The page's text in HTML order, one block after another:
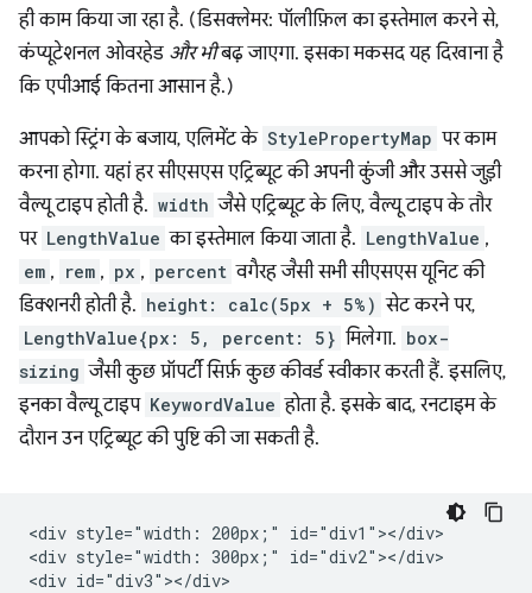
ही काम किया जा रहा है. (डिसक्लेमर: पॉलीफ़िल का इस्तेमाल करने से,
कंप्यूटेशनल ओवरहेड और भीबढ़ जाएगा. इसका मकसद यह दिखाना है
कि एपीआई कितना आसान है.)
आपको स्ट्रिंग के बजाय, एलिमेंट के StylePropertyMap पर काम
करना होगा. यहां हर सीएसएस एट्रिब्यूट की अपनी कुंजी और उससे जुड़ी
वैल्यू टाइप होती है. width जैसे एट्रिब्यूट के लिए, वैल्यू टाइप के तौर
पर LengthValue का इस्तेमाल किया जाता है. LengthValue ,
em , rem , px , percent वगैरह जैसी सभी सीएसएस यूनिट की
डिक्शनरी होती है. height: calc(5px + 5%) सेट करने पर,
LengthValue{px: 5, percent: 5} मिलेगा. box-
sizing जैसी कुछ प्रॉपर्टी सिर्फ़ कुछ कीवर्ड स्वीकार करती हैं. इसलिए,
इनका वैल्यू टाइप KeywordValue होता है. इसके बाद, रनटाइम के
दौरान उन एट्रिब्यूट की पुष्टि की जा सकती है.
<div style="width: 200px;" id="div1"></div>
<div style="width: 300px;" id="div2"></div>
<div id="div3"></div>